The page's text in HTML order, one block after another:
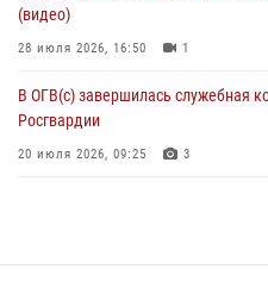
(видео)
28 июля 2026, 16:50 1
В ОГВ(с) завершилась служебная
Росгвардии
20 июля 2026, 09:25 3